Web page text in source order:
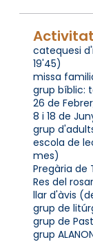
catequesi
19'45)
missa
grup bíblic:
26 de
8 i 18 de
grup
escola de
mes)
Pregària de
Res del
llar d'àvis
grup de
grup de
grup